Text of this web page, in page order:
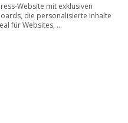
Website mit exklusiven
die personalisierte Inhalte
für Websites, ...